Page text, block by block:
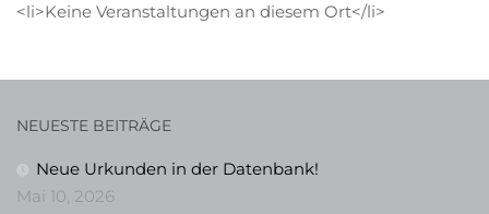
<li>Keine Veranstaltungen an diesem Ort</li>
NEUESTE BEITRÄGE
Neue Urkunden in der Datenbank!
Mai 10, 2026